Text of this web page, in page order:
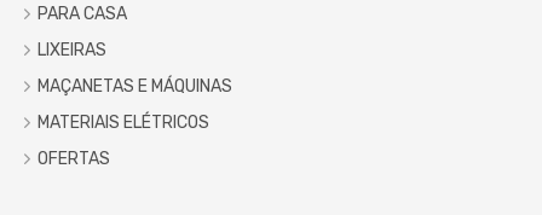
PARA CASA
LIXEIRAS
MAÇANETAS E MÁQUINAS
MATERIAIS ELÉTRICOS
OFERTAS